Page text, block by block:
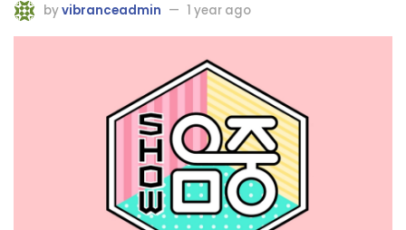
byvibranceadmin 1 year ago